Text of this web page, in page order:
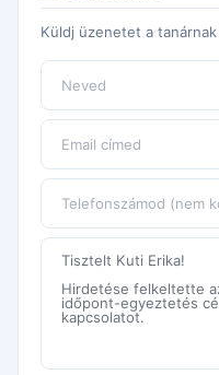
Küldj üzenetet a tanárnak